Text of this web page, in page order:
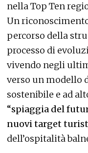
nella Top Ten
Un
percorso della
processo di
vivendo negli
verso un modello
sostenibile e ad
“spiaggia del
nuovi target
dell’ospitalità